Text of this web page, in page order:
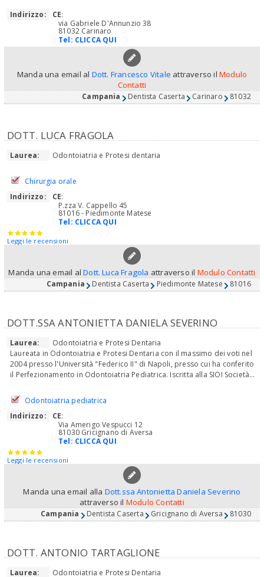
Indirizzo:
CE:
via Gabriele D'Annunzio 38
81032 Carinaro
Tel: CLICCA QUI
Manda una email al Dott. Francesco Vitale attraverso il Modulo
Contatti
Campania Dentista Caserta Carinaro 81032
DOTT. LUCA FRAGOLA
Laurea: Odontoiatria e Protesi dentaria
Chirurgia orale
Indirizzo:
CE:
P.zza V. Cappello 45
81016 - Piedimonte Matese
Tel: CLICCA QUI
Leggi le recensioni
Manda una email alDott. Luca Fragola attraverso il Modulo Contatti
Campania Dentista Caserta Piedimonte Matese 81016
DOTT.SSA ANTONIETTA DANIELA SEVERINO
Laurea:
Odontoiatria e Protesi Dentaria
Laureata in Odontoiatria e Protesi Dentaria con il massimo dei voti nel
2004 presso l'Università "Federico II" di Napoli, presso cui ha conferito
il Perfezionamento in Odontoiatria Pediatrica. Iscritta alla SIOI Società...
Odontoiatria pediatrica
Indirizzo:
CE:
Via Amerigo Vespucci 12
81030 Gricignano di Aversa
Tel: CLICCA QUI
Leggi le recensioni
Manda una email alla Dott.ssa Antonietta Daniela Severino
attraverso il Modulo Contatti
Campania Dentista Caserta Gricignano di Aversa 81030
DOTT. ANTONIO TARTAGLIONE
Laurea: Odontoiatria e Protesi Dentaria